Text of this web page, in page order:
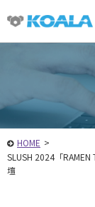
HOME >
SLUSH 2024「
壇